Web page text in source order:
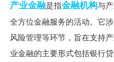
产业金融是指金融机构与
全方位金融服务的活动。它
风险管理等环节，旨在支持
业金融的主要形式包括银行